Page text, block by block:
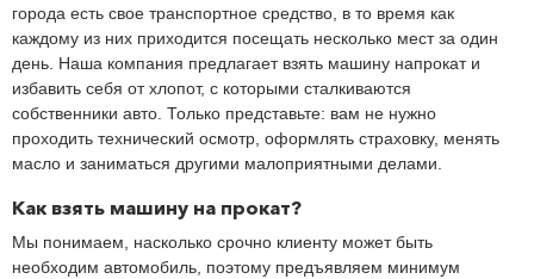
города есть свое транспортное средство, в то время как
каждому из них приходится посещать несколько мест за один
день. Наша компания предлагает взять машину напрокат и
избавить себя от хлопот, с которыми сталкиваются
собственники авто. Только представьте: вам не нужно
проходить технический осмотр, оформлять страховку, менять
масло и заниматься другими малоприятными делами.
Как взять машину на прокат?
Мы понимаем, насколько срочно клиенту может быть
необходим автомобиль, поэтому предъявляем минимум